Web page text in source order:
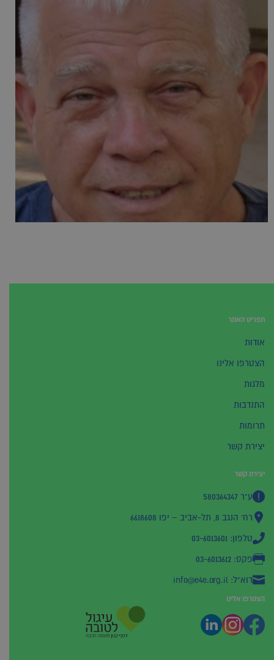
תפריט האתר
אודות
הצטרפו אלינו
מלגות
התנדבות
תרומות
יצירת קשר
יצירת קשר
ע"ר 580364347
רח' הנגב 8, תל-אביב – יפו 6618608
טלפון: 03-6013601
פקס: 03-6013612
דוא"ל: info@e4e.org.il
הצטרפו אלינו